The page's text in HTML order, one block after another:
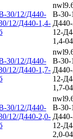
30/12/Д440-
12/Д440-1,4-
В-30-
12-
1,4-04
30/12/Д440-
12/Д440-1,7-
В-30-
12-
1,7-04
30/12/Д440-
12/Д440-2,0-
В-30-
12-
2,0-04